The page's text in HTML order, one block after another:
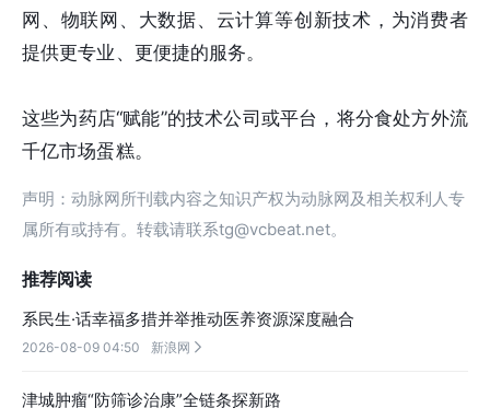
网、物联网、大数据、云计算等创新技术，为消费者
提供更专业、更便捷的服务。
这些为药店“赋能”的技术公司或平台，将分食处方外流
千亿市场蛋糕。
声明：动脉网所刊载内容之知识产权为动脉网及相关权利人专
属所有或持有。转载请联系tg@vcbeat.net。
推荐阅读
系民生·话幸福多措并举推动医养资源深度融合
2026-08-09 04:50 新浪网 
津城肿瘤“防筛诊治康”全链条探新路